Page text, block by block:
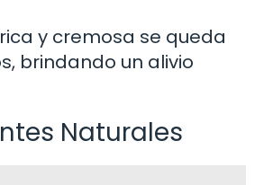
y cremosa se queda
brindando un alivio
Naturales